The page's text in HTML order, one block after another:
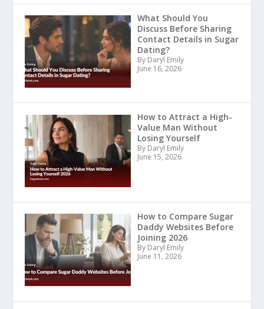
What Should You
Discuss Before Sharing
Contact Details in Sugar
Dating?
By Daryl Emily
June 16, 2026
How to Attract a High-
Value Man Without
Losing Yourself
By Daryl Emily
June 15, 2026
How to Compare Sugar
Daddy Websites Before
Joining 2026
By Daryl Emily
June 11, 2026